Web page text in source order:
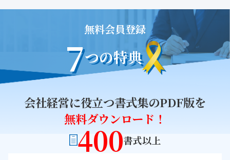
無料会員登録
7つの特典
会社経営に役立つ書式集のPDF版を
無料ダウンロード！
400書式以上